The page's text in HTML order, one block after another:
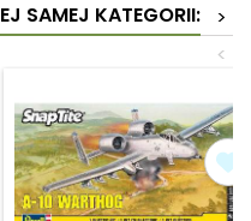
SAMEJ KATEGORII:
>
<